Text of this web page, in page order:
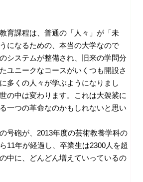
育課程は、普通の「人々」が「未
になるための、本当の大学なので
システムが整備され、旧来の学問分
ユニークなコースがいくつも開設さ
多くの人々が学ぶようになりまし
の中は変わります。これは大袈裟に
一つの革命なのかもしれないと思い
号砲が、2013年度の芸術教養学科の
11年が経過し、卒業生は2300人を超
中に、どんどん増えていっているの